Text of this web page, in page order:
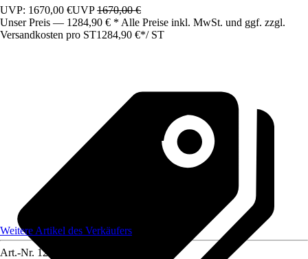
UVP: 1670,00 €UVP1670,00 €
Unser Preis — 1284,90 € * Alle Preise inkl. MwSt. und ggf. zzgl.
Versandkosten pro ST1284,90 €*/ ST
Weitere Artikel des Verkäufers
Art.-Nr. 12591775